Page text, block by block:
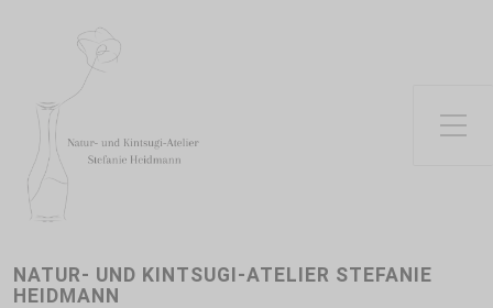
Toggle Side Menu
NATUR- UND KINTSUGI-ATELIER STEFANIE
HEIDMANN